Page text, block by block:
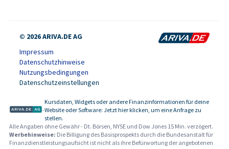
© 2026 ARIVA.DE AG
Impressum
Datenschutzhinweise
Nutzungsbedingungen
Datenschutzeinstellungen
-
Kursdaten, Widgets oder andere Finanzinformationen für deine
Website oder Software: Jetzt hier klicken, um eine Anfrage zu
stellen.
Alle Angaben ohne Gewähr - Dt. Börsen, NYSE und Dow Jones 15 Min. verzögert.
Werbehinweise: Die Billigung des Basisprospekts durch die Bundesanstalt für
Finanzdienstleistungsaufsicht ist nicht als ihre Befürwortung der angebotenen